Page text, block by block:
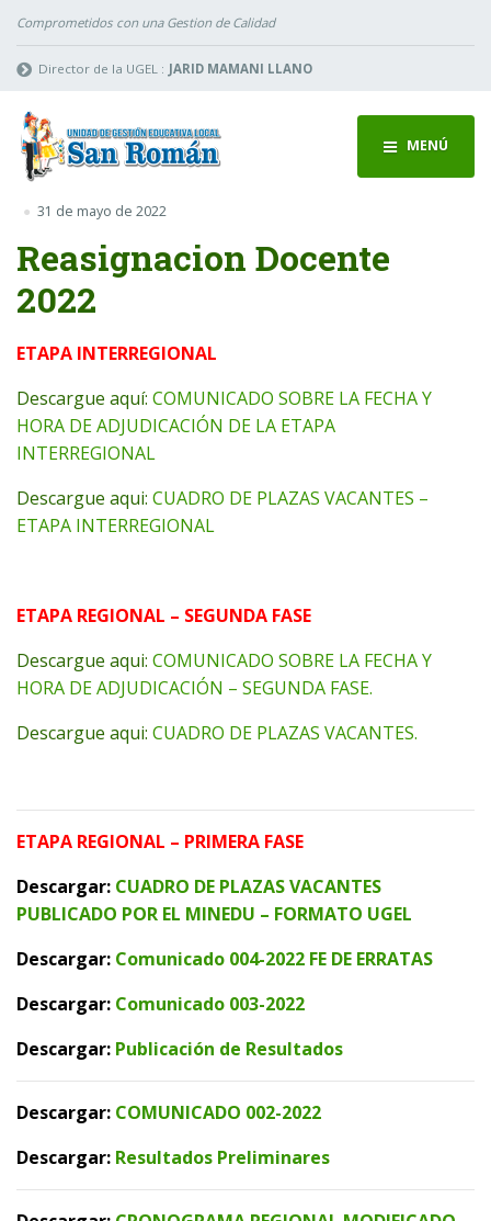
Comprometidos con una Gestion de Calidad
Director de la UGEL : JARID MAMANI LLANO
MENÚ
31 de mayo de 2022
Reasignacion Docente
2022
ETAPA INTERREGIONAL
Descargue aquí: COMUNICADO SOBRE LA FECHA Y
HORA DE ADJUDICACIÓN DE LA ETAPA
INTERREGIONAL
Descargue aqui: CUADRO DE PLAZAS VACANTES –
ETAPA INTERREGIONAL
ETAPA REGIONAL – SEGUNDA FASE
Descargue aqui: COMUNICADO SOBRE LA FECHA Y
HORA DE ADJUDICACIÓN – SEGUNDA FASE.
Descargue aqui: CUADRO DE PLAZAS VACANTES.
ETAPA REGIONAL – PRIMERA FASE
Descargar: CUADRO DE PLAZAS VACANTES
PUBLICADO POR EL MINEDU – FORMATO UGEL
Descargar: Comunicado 004-2022 FE DE ERRATAS
Descargar: Comunicado 003-2022
Descargar: Publicación de Resultados
Descargar: COMUNICADO 002-2022
Descargar: Resultados Preliminares